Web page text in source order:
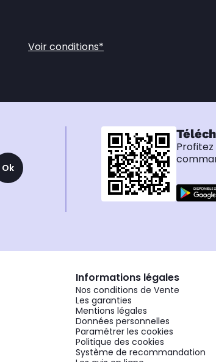
Voir conditions*
Ok
Profitez
Informations légales
Nos conditions de Vente
Les garanties
Mentions légales
Données personnelles
Paramétrer les cookies
Politique des cookies
Système de recommandation